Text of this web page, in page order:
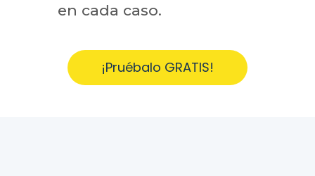
en cada caso.
¡Pruébalo GRATIS!